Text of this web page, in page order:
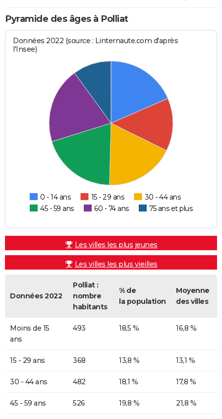
Pyramide des âges à Polliat
Données 2022 (source : Linternaute.com d'après
l'Insee)
0 - 14 ans 15 - 29 ans
30 - 44 ans
45 - 59 ans
60 - 74 ans 75 ans et plus
Les villes les plus jeunes
Les villes les plus vieilles
Données 2022
Polliat :
nombre
habitants
% de
la population
Moyenne
des villes
Moins de 15
ans
493 18,5 % 16,8 %
15 - 29 ans 368 13,8 % 13,1 %
30 - 44 ans 482 18,1 % 17,8 %
45 - 59 ans 526 19,8 % 21,8 %